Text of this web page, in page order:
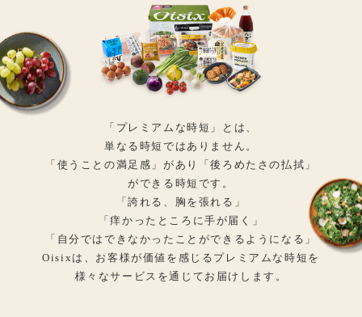
「プレミアムな時短」とは、
単なる時短ではありません。
「使うことの満足感」があり「後ろめたさの払拭」
ができる時短です。
「誇れる、胸を張れる」
「痒かったところに手が届く」
「自分ではできなかったことができるようになる」
Oisixは、お客様が価値を感じるプレミアムな時短を
様々なサービスを通じてお届けします。